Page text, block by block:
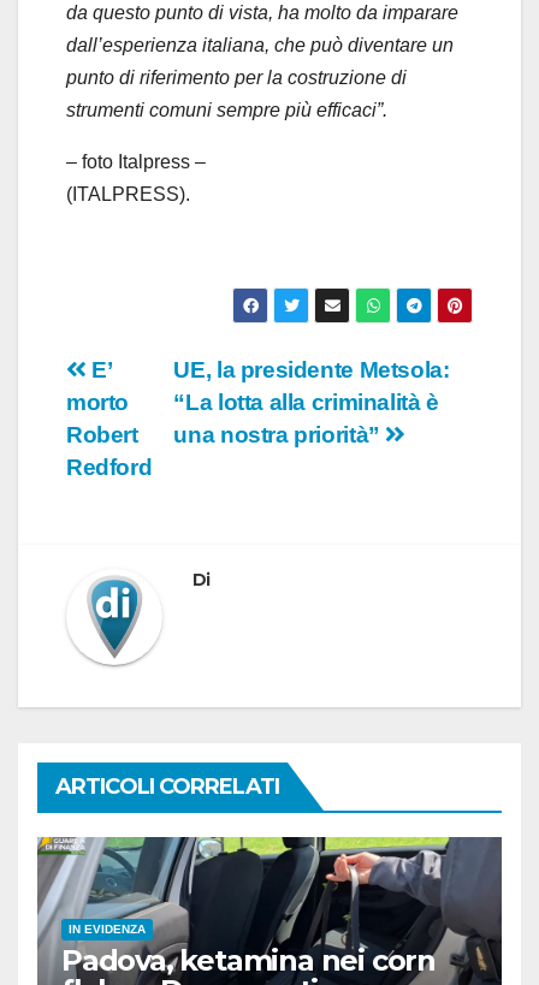
da questo punto di vista, ha molto da imparare
dall’esperienza italiana, che può diventare un
punto di riferimento per la costruzione di
strumenti comuni sempre più efficaci”.
– foto Italpress –
(ITALPRESS).
Navigazione
articoli
UE, la presidente Metsola:
“La lotta alla criminalità è
una nostra priorità”
E’
morto
Robert
Redford
Di
ARTICOLI CORRELATI
IN EVIDENZA
Padova, ketamina nei corn